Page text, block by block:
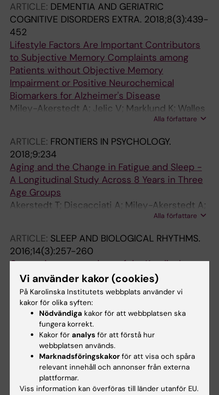
ARTICLE: DEMENTIA AND GERIATRIC
COGNITIVE DISORDERS EXTRA. 2018;8(3):439-
452
Lifestyle Factors Are Important Contributors
to Subjective Memory Complaints among
Patients without Objective Memory
Impairment or Positive Neurochemical
Biomarkers for Alzheimer's Disease
Miley-Akerstedt A; Jelic V; Marklund K; Walles
H; Akerstedt T; Hagman G; Andersson C
Alla författare
ARTICLE: FRONTIERS IN PSYCHOLOGY.
2018;9:234
Aging and the Change in Fatigue and Sleep -
A Longitudinal Study Across 8 Years in Three
Age Groups
Akerstedt T; Discacciati A; Miley-Akerstedt A;
Alla författare
ARTICLE: SLEEP AND BIOLOGICAL RHYTHMS.
2016;14(3):257-260
Comparing two versions of the Karolinska
Sleepiness Scale (KSS)
Miley AA; Kecklund G; Akerstedt T
ARTICLE:MOLECULAR GENETICS AND
METABOLISM.2013;110(3):241-247
Neurologic and neurodevelopmental
phenotypes in young children with early-
treated combined methylmalonic acidemia
and homocystinuria, cobalamin C type.
Weisfeld-Adams JD; Bender HA; Miley-
Vi använder kakor (cookies)
På Karolinska Institutets webbplats använder vi
kakor för olika syften:
Nödvändiga kakor för att webbplatsen ska
fungera korrekt.
Kakor för analys för att förstå hur
webbplatsen används.
Marknadsföringskakor för att visa och spåra
relevant innehåll och annonser från externa
plattformar.
Viss information kan överföras till länder utanför EU.